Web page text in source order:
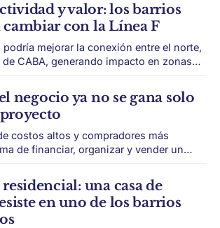
y valor: los barrios
cambiar con la Línea F
podría mejorar la conexión entre el norte,
CABA, generando impacto en zonas
cambiar el mapa inmobiliario de una
negocio ya no se gana solo
costos altos y compradores más
de financiar, organizar y vender un
inmobiliario ya no depende solo de
más exigente,
legal
una casa de
en uno de los barrios